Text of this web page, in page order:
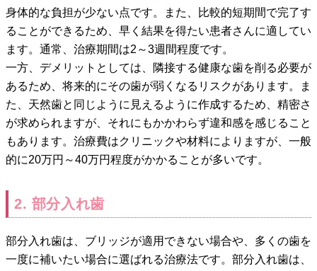
身体的な負担が少ない点です。また、比較的短期間で完了す
ることができるため、早く結果を得たい患者さんに適してい
ます。通常、治療期間は2～3週間程度です。
一方、デメリットとしては、隣接する健康な歯を削る必要が
あるため、将来的にその歯が弱くなるリスクがあります。ま
た、天然歯と同じように見えるように作成するため、精密さ
が求められますが、それにもかかわらず違和感を感じること
もあります。治療費はクリニックや材料によりますが、一般
的に20万円～40万円程度がかかることが多いです。
2. 部分入れ歯
部分入れ歯は、ブリッジが適用できない場合や、多くの歯を
一度に補いたい場合に選ばれる治療法です。部分入れ歯は、